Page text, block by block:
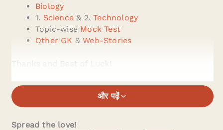
Biology
1. Science & 2.Technology
Topic-wise Mock Test
Other GK &Web-Stories
और पढ़ें
Spread the love!